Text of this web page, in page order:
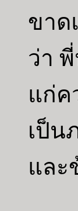
ขาด
ว่า
แก่ค
เป็น
และ